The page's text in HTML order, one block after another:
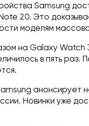
Samsung
20. Это
моделям
на Galaxy
в пять раз.
Новинки уже